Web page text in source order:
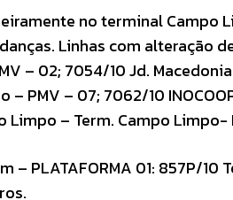
no terminal Campo
Linhas com alteração
– 02; 7054/10 Jd.
– PMV – 07; 7062/10
Limpo – Term. Campo
PLATAFORMA 01: 857P/